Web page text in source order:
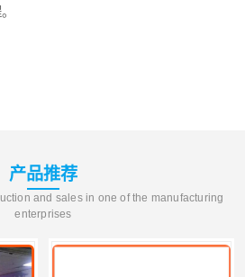
产品推荐
and sales in one of the manufacturing
enterprises